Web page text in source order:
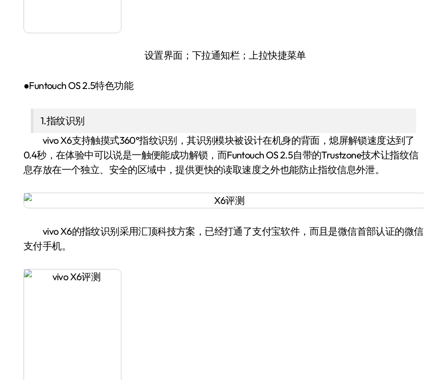
设置界面；下拉通知栏；上拉快捷菜单
●Funtouch OS 2.5特色功能
1.指纹识别
vivo X6支持触摸式360°指纹识别，其识别模块被设计在机身的背面，熄屏解锁速度达到了
0.4秒，在体验中可以说是一触便能成功解锁，而Funtouch OS 2.5自带的Trustzone技术让指纹信
息存放在一个独立、安全的区域中，提供更快的读取速度之外也能防止指纹信息外泄。
vivo X6的指纹识别采用汇顶科技方案，已经打通了支付宝软件，而且是微信首部认证的微信
支付手机。